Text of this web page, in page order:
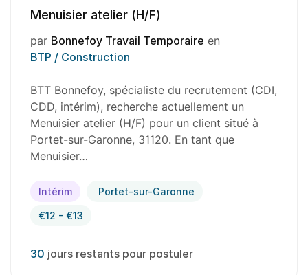
Menuisier atelier (H/F)
par Bonnefoy Travail Temporaire en
BTP / Construction
BTT Bonnefoy, spécialiste du recrutement (CDI,
CDD, intérim), recherche actuellement un
Menuisier atelier (H/F) pour un client situé à
Portet-sur-Garonne, 31120. En tant que
Menuisier…
Intérim Portet-sur-Garonne
€12 - €13
30 jours restants pour postuler